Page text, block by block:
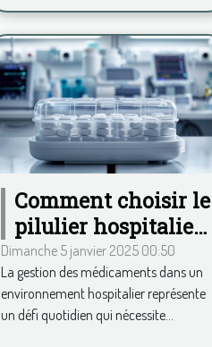
Comment choisir le
pilulier hospitalier
idéal pour
améliorer la
gestion des
médicaments
Dimanche 5 janvier 2025 00:50
La gestion des médicaments dans un
environnement hospitalier représente
un défi quotidien qui nécessite...